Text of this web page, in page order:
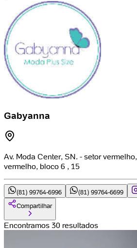
Gabyanna
Av. Moda Center, SN. - setor
vermelho, bloco 6 , 15
(81) 99764-6996 (81) 99764-6699
Compartilhar
Encontramos 30 resultados